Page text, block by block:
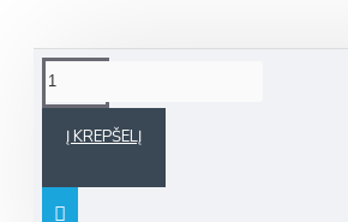
Į KREPŠELĮ